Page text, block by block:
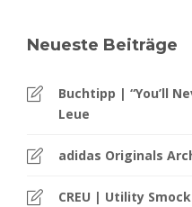
Neueste Beiträge
Buchtipp | “You’ll
Leue
adidas Originals
CREU | Utility